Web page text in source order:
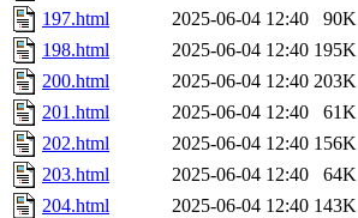
197.html
2025-06-04 12:40
90K
198.html
2025-06-04 12:40 195K
200.html
2025-06-04 12:40 203K
201.html
2025-06-04 12:40
61K
202.html
2025-06-04 12:40 156K
203.html
2025-06-04 12:40
64K
204.html
2025-06-04 12:40 143K